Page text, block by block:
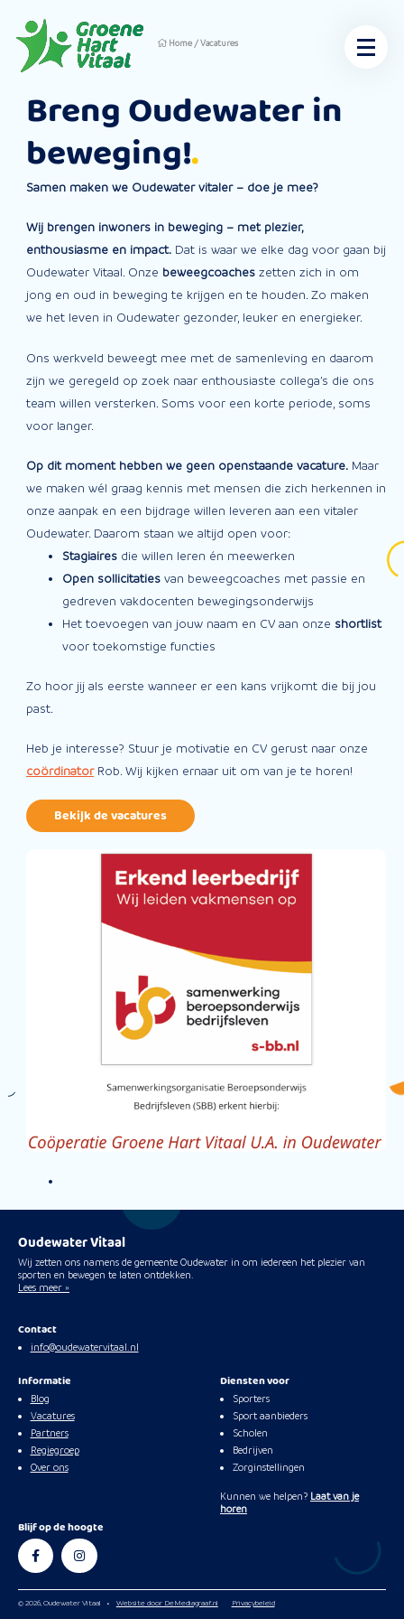
Home /Vacatures
Breng Oudewater in
beweging!
Samen maken we Oudewater vitaler – doe je mee?
Wij brengen inwoners in beweging – met plezier,
enthousiasme en impact.Dat is waar we elke dag voor gaan bij
Oudewater Vitaal. Onze beweegcoacheszetten zich in om
jong en oud in beweging te krijgen en te houden. Zo maken
we het leven in Oudewater gezonder, leuker en energieker.
Ons werkveld beweegt mee met de samenleving en daarom
zijn we geregeld op zoek naar enthousiaste collega’s die ons
team willen versterken. Soms voor een korte periode, soms
voor langer.
Op dit moment hebben we geen openstaande vacature.Maar
we maken wél graag kennis met mensen die zich herkennen in
onze aanpak en een bijdrage willen leveren aan een vitaler
Oudewater. Daarom staan we altijd open voor:
Stagiairesdie willen leren én meewerken
Open sollicitatiesvan beweegcoaches met passie en
gedreven vakdocenten bewegingsonderwijs
Het toevoegen van jouw naam en CV aan onze shortlist
voor toekomstige functies
Zo hoor jij als eerste wanneer er een kans vrijkomt die bij jou
past.
Heb je interesse? Stuur je motivatie en CV gerust naar onze
coördinatorRob. Wij kijken ernaar uit om van je te horen!
Bekijk de vacatures
Oudewater Vitaal
Wij zetten ons namens de gemeente Oudewater in om iedereen het plezier van
sporten en bewegen te laten ontdekken.
Lees meer »
Contact
info@oudewatervitaal.nl
Informatie
Blog
Vacatures
Partners
Regiegroep
Over ons
Diensten voor
Sporters
Sport aanbieders
Scholen
Bedrijven
Zorginstellingen
Kunnen we helpen? Laat van je
horen
Blijf op de hoogte
© 2026, Oudewater Vitaal • Website door DeMediagraaf.nl Privacybeleid